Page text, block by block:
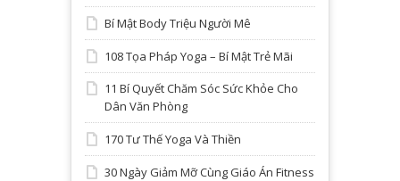
Bí Mật Body Triệu Người Mê
108 Tọa Pháp Yoga – Bí Mật Trẻ Mãi
11 Bí Quyết Chăm Sóc Sức Khỏe Cho
Dân Văn Phòng
170 Tư Thế Yoga Và Thiền
30 Ngày Giảm Mỡ Cùng Giáo Án Fitness